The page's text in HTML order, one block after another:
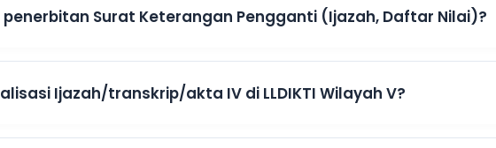
Surat Keterangan Pengganti (Ijazah, Daftar Nilai)?
Ijazah/transkrip/akta IV di LLDIKTI Wilayah V?